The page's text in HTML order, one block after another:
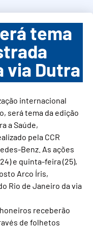
tema
via Dutra
internacional
será tema da edição
a Saúde,
pela CCR
Benz. As ações
e quinta-feira (25),
Arco Íris,
Rio de Janeiro da via
receberão
de folhetos